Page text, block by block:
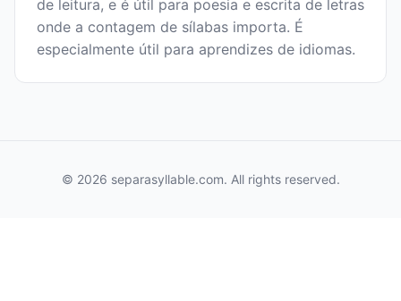
de leitura, e é útil para poesia e escrita de letras
onde a contagem de sílabas importa. É
especialmente útil para aprendizes de idiomas.
© 2026 separasyllable.com. All rights reserved.